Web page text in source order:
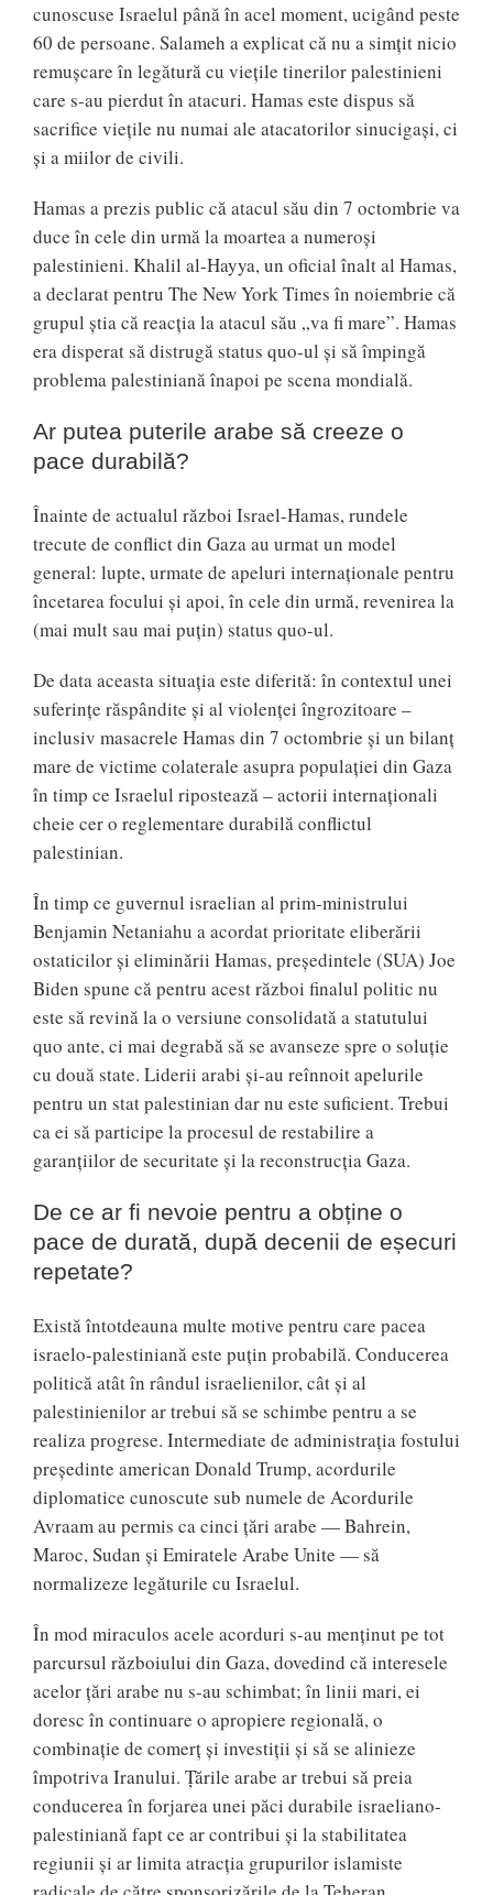
cunoscuse Israelul până în acel moment, ucigând peste
60 de persoane. Salameh a explicat că nu a simțit nicio
remușcare în legătură cu viețile tinerilor palestinieni
care s-au pierdut în atacuri. Hamas este dispus să
sacrifice viețile nu numai ale atacatorilor sinucigași, ci
și a miilor de civili.
Hamas a prezis public că atacul său din 7 octombrie va
duce în cele din urmă la moartea a numeroși
palestinieni. Khalil al-Hayya, un oficial înalt al Hamas,
a declarat pentru The New York Times în noiembrie că
grupul știa că reacția la atacul său „va fi mare”. Hamas
era disperat să distrugă status quo-ul și să împingă
problema palestiniană înapoi pe scena mondială.
Ar putea puterile arabe să creeze o
pace durabilă?
Înainte de actualul război Israel-Hamas, rundele
trecute de conflict din Gaza au urmat un model
general: lupte, urmate de apeluri internaționale pentru
încetarea focului și apoi, în cele din urmă, revenirea la
(mai mult sau mai puțin) status quo-ul.
De data aceasta situația este diferită: în contextul unei
suferințe răspândite și al violenței îngrozitoare –
inclusiv masacrele Hamas din 7 octombrie și un bilanț
mare de victime colaterale asupra populației din Gaza
în timp ce Israelul ripostează – actorii internaționali
cheie cer o reglementare durabilă conflictul
palestinian.
În timp ce guvernul israelian al prim-ministrului
Benjamin Netaniahu a acordat prioritate eliberării
ostaticilor și eliminării Hamas, președintele (SUA) Joe
Biden spune că pentru acest război finalul politic nu
este să revină la o versiune consolidată a statutului
quo ante, ci mai degrabă să se avanseze spre o soluție
cu două state. Liderii arabi și-au reînnoit apelurile
pentru un stat palestinian dar nu este suficient. Trebui
ca ei să participe la procesul de restabilire a
garanțiilor de securitate și la reconstrucția Gaza.
De ce ar fi nevoie pentru a obține o
pace de durată, după decenii de eșecuri
repetate?
Există întotdeauna multe motive pentru care pacea
israelo-palestiniană este puțin probabilă. Conducerea
politică atât în rândul israelienilor, cât și al
palestinienilor ar trebui să se schimbe pentru a se
realiza progrese. Intermediate de administrația fostului
președinte american Donald Trump, acordurile
diplomatice cunoscute sub numele de Acordurile
Avraam au permis ca cinci țări arabe — Bahrein,
Maroc, Sudan și Emiratele Arabe Unite — să
normalizeze legăturile cu Israelul.
În mod miraculos acele acorduri s-au menținut pe tot
parcursul războiului din Gaza, dovedind că interesele
acelor țări arabe nu s-au schimbat; în linii mari, ei
doresc în continuare o apropiere regională, o
combinație de comerț și investiții și să se alinieze
împotriva Iranului. Țările arabe ar trebui să preia
conducerea în forjarea unei păci durabile israeliano-
palestiniană fapt ce ar contribui și la stabilitatea
regiunii și ar limita atracția grupurilor islamiste